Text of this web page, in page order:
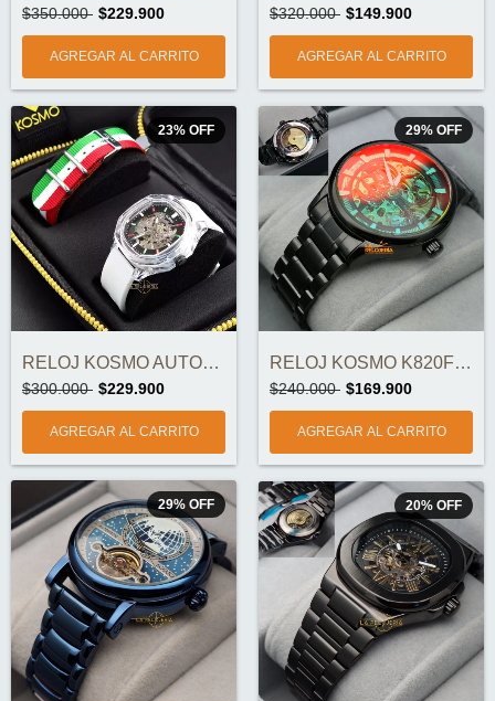
$350.000 $229.900 $320.000 $149.900
23% OFF
RELOJ KOSMO AUTOMÁTICO DOBLE CORREA K535...
$300.000 $229.900
29% OFF
RELOJ KOSMO K820F AUTOMÁTICO ORIGINAL
$240.000 $169.900
29% OFF 20% OFF